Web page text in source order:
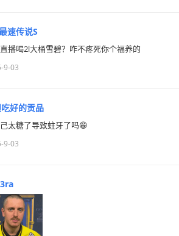
速传说S
播喝2l大桶雪碧？咋不疼死你个福养的
9-03
好的贡品
太糖了导致蛀牙了吗😁
9-03